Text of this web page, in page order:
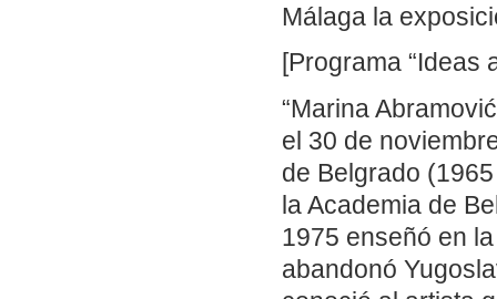
Málaga la
[Programa “Ideas
“Marina
el 30 de
de Belgrado
la Academia de
1975 enseñó en
abandonó